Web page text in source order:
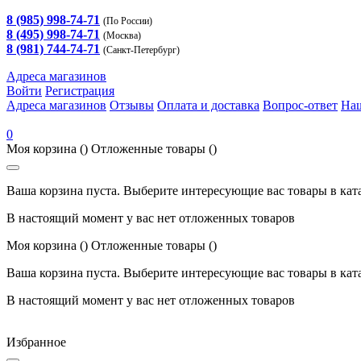
8 (985) 998-74-71 (По России)
8 (495) 998-74-71 (Москва)
8 (981) 744-74-71 (Санкт-Петербург)
Адреса магазинов
Войти Регистрация
Адреса магазинов Отзывы Оплата и доставка Вопрос-ответ
0
Моя корзина () Отложенные товары ()
Ваша корзина пуста. Выберите интересующие вас товары в
В настоящий момент у вас нет отложенных товаров
Моя корзина () Отложенные товары ()
Ваша корзина пуста. Выберите интересующие вас товары в
В настоящий момент у вас нет отложенных товаров
Избранное